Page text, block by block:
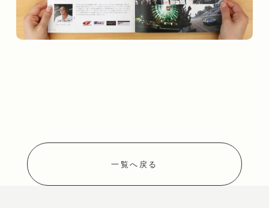
一覧へ戻る